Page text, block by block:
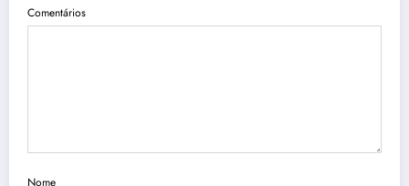
Comentários
Nome